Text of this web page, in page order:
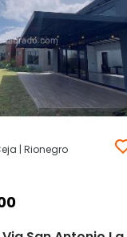
| Rionegro